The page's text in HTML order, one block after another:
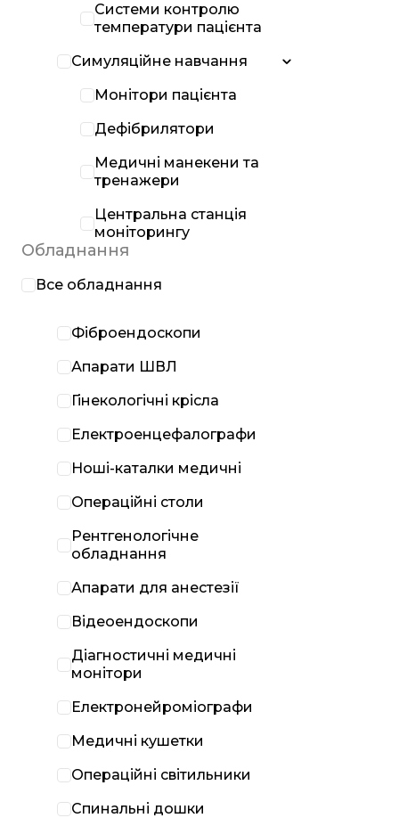
Системи контролю
температури пацієнта
Симуляційне навчання
Монітори пацієнта
Дефібрилятори
Медичні манекени та
тренажери
Центральна станція
моніторингу
Обладнання
Все обладнання
Фіброендоскопи
Апарати ШВЛ
Гінекологічні крісла
Електроенцефалографи
Ноші-каталки медичні
Операційні столи
Рентгенологічне
обладнання
Апарати для анестезії
Відеоендоскопи
Діагностичні медичні
монітори
Електронейроміографи
Медичні кушетки
Операційні світильники
Спинальні дошки